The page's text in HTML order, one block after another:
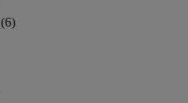
(6)